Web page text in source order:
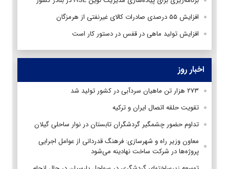
افزایش ۵۵ درصدی صادرات کالای غیرنفتی از هرمزگان
افزایش تولید ماهی در قفس در دستور کار است
اخبار روز
۲۷۳ هزار تن ماهیان سردآبی در کشور تولید شد
تقویت حلقه اتصال ایران و ترکیه
تداوم حضور چشمگیر گردشگران تابستان در نوار ساحلی گیلان
معاون وزیر راه و شهرسازی: فرهنگ قدردانی از عوامل اجرایی
پروژه‌ها در شرکت ساخت نهادینه می‌شود